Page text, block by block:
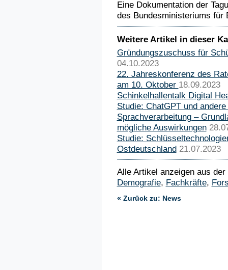
Eine Dokumentation der
des Bundesministeriums für
Weitere Artikel in dieser
Gründungszuschuss für
04.10.2023
22. Jahreskonferenz des
am 10. Oktober 18.09.2023
Schinkelhallentalk Digital
Studie: ChatGPT und
Sprachverarbeitung –
mögliche Auswirkungen
Studie:
Ostdeutschland 21.07.2023
Alle Artikel anzeigen aus
Demografie, Fachkräfte,
« Zurück zu: News